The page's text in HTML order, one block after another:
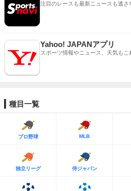
注目のレースも最新ニュースも逃さ
Yahoo! JAPANアプリ
スポーツ情報やニュース、天気もこ
種目一覧
プロ野球 MLB
独立リーグ 侍ジャパン